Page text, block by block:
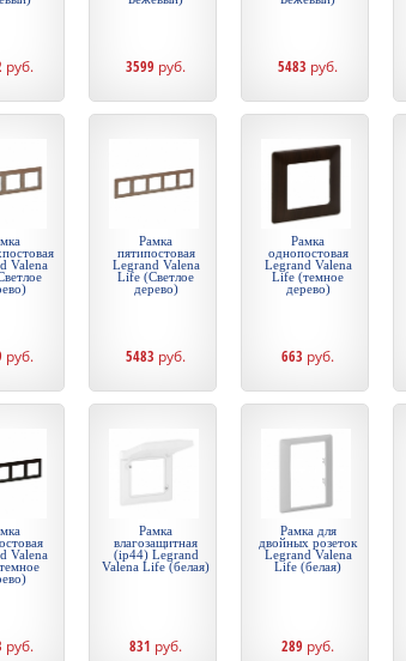
руб. 3599 руб. 5483 руб.
Valena
руб.
Рамка
пятипостовая
Legrand Valena
Life (Светлое
дерево)
5483 руб.
Рамка
однопостовая
Legrand Valena
Life (темное
дерево)
663 руб.
Valena
руб.
Рамка
влагозащитная
(ip44) Legrand
Valena Life (белая)
831 руб.
Рамка для
двойных розеток
Legrand Valena
Life (белая)
289 руб.